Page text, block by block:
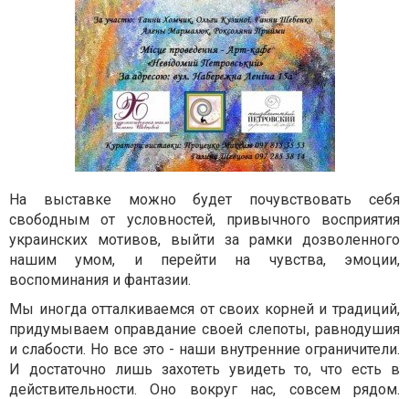
На выставке можно будет почувствовать себя
свободным от условностей, привычного восприятия
украинских мотивов, выйти за рамки дозволенного
нашим умом, и перейти на чувства, эмоции,
воспоминания и фантазии.
Мы иногда отталкиваемся от своих корней и традиций,
придумываем оправдание своей слепоты, равнодушия
и слабости. Но все это - наши внутренние ограничители.
И достаточно лишь захотеть увидеть то, что есть в
действительности. Оно вокруг нас, совсем рядом.